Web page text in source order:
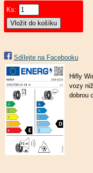
Ks:
Sdílejte na Facebooku
Hifly
vozy
dobrou